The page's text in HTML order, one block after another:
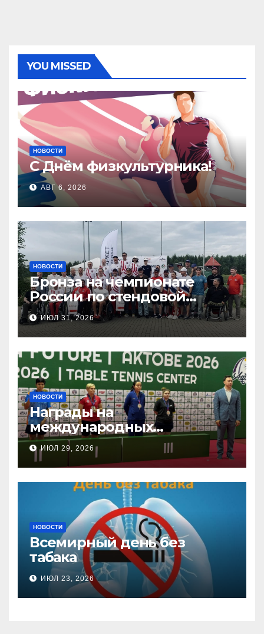
YOU MISSED
НОВОСТИ
С Днём физкультурника!
АВГ 6, 2026
НОВОСТИ
Бронза на чемпионате
России по стендовой
стрельбе
ИЮЛ 31, 2026
НОВОСТИ
Награды на
международных
соревнованиях
настольного тенниса ПОДА
ИЮЛ 29, 2026
НОВОСТИ
Всемирный день без
табака
ИЮЛ 23, 2026